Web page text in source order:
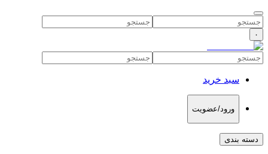
۰
سبد خرید
ورود/عضویت
دسته بندی